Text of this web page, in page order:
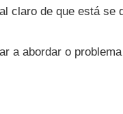
claro de que está se
a abordar o